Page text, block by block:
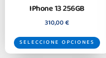
IPhone 13 256GB
310,00€
SELECCIONE OPCIONES